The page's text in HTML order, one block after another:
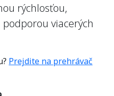
rýchlosťou,
viacerých
Prejdite na prehrávač